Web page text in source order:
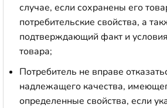
случае, если сохранены его
потребительские свойства, а
подтверждающий факт и
товара;
Потребитель не вправе
надлежащего качества,
определенные свойства, если